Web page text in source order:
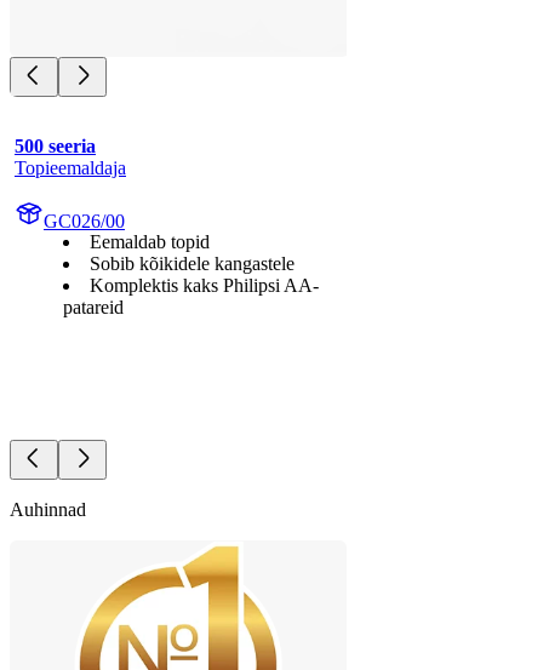
500 seeria
Topieemaldaja
GC026/00
Eemaldab topid
Sobib kõikidele kangastele
Komplektis kaks Philipsi AA-
patareid
Auhinnad